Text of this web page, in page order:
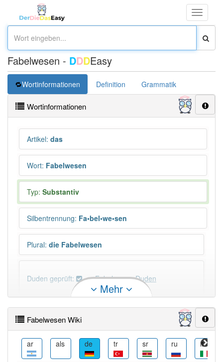
Toggle
Fabelwesen - DDDEasy
Wortinformationen Definition Grammatik
Wortinformationen
Artikel: das
Wort: Fabelwesen
Typ: Substantiv
Silbentrennung: Fa•bel•we•sen
Plural: die Fabelwesen
Duden geprüft: Fabelwesen Duden
×
Wörter, die mit "-wesen" enden, haben fast immer
Artikel:das.
Mehr
Fabelwesen Wiki
ar als de tr sr ru it